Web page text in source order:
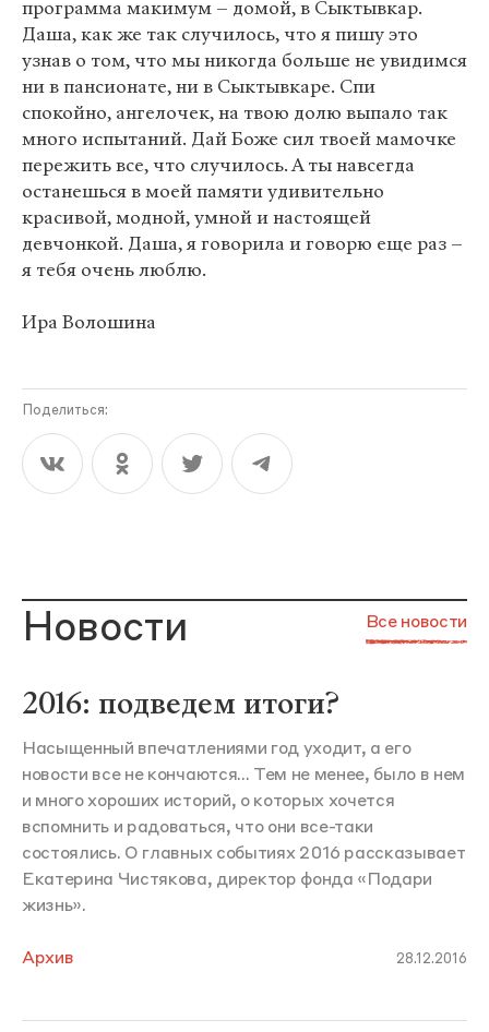
программа макимум – домой, в Сыктывкар.
Даша, как же так случилось, что я пишу это
узнав о том, что мы никогда больше не увидимся
ни в пансионате, ни в Сыктывкаре. Спи
спокойно, ангелочек, на твою долю выпало так
много испытаний. Дай Боже сил твоей мамочке
пережить все, что случилось. А ты навсегда
останешься в моей памяти удивительно
красивой, модной, умной и настоящей
девчонкой. Даша, я говорила и говорю еще раз –
я тебя очень люблю.
Ира Волошина
Поделиться:
Новости Все новости
2016: подведем итоги?
Насыщенный впечатлениями год уходит, а его
новости все не кончаются... Тем не менее, было в нем
и много хороших историй, о которых хочется
вспомнить и радоваться, что они все-таки
состоялись. О главных событиях 2016 рассказывает
Екатерина Чистякова, директор фонда «Подари
жизнь».
Архив 28.12.2016